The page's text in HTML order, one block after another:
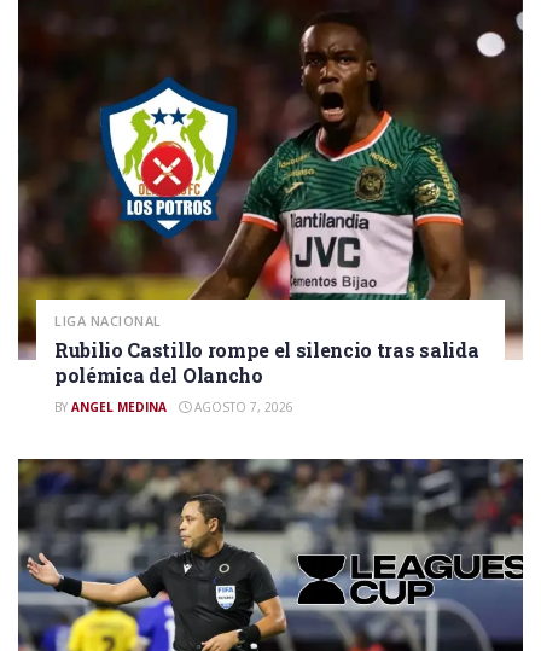
LIGA NACIONAL
Rubilio Castillo rompe el silencio tras salida
polémica del Olancho
BY ANGEL MEDINA AGOSTO 7, 2026